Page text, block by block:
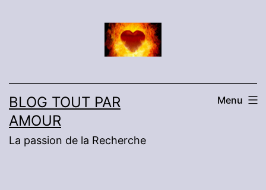
BLOG TOUT PAR
AMOUR
La passion de la Recherche
Menu